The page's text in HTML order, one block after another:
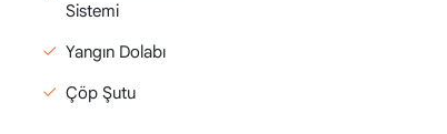
Sistemi
Yangın Dolabı
Çöp Şutu